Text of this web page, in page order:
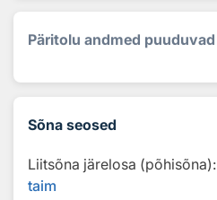
Päritolu andmed puuduvad
Sõna seosed
Liitsõna järelosa (põhisõna):
taim